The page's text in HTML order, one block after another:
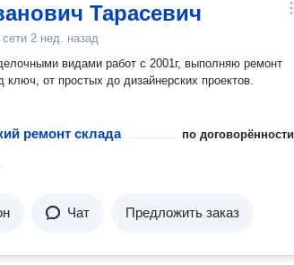
Тарасевич
сети 2 нед. назад
видами работ с 2001г, выполняю ремонт
ключ, от простых до дизайнерских проектов.
ремонт склада по договорённости
Чат Предложить заказ